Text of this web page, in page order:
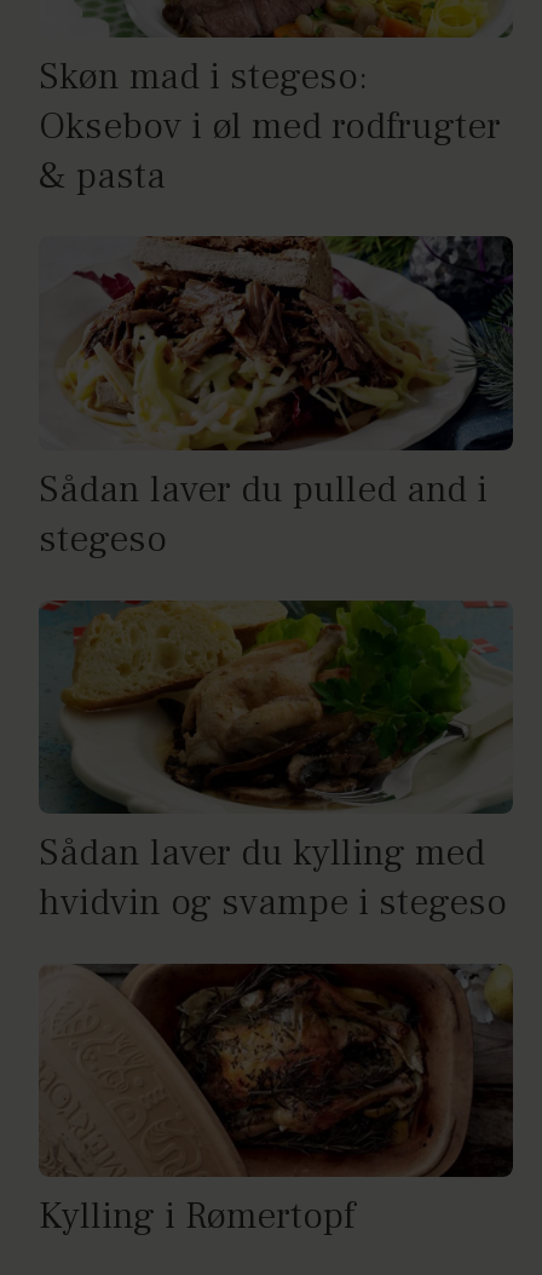
Skøn mad i stegeso:
Oksebov i øl med rodfrugter
& pasta
Sådan laver du pulled and i
stegeso
Sådan laver du kylling med
hvidvin og svampe i stegeso
Kylling i Rømertopf